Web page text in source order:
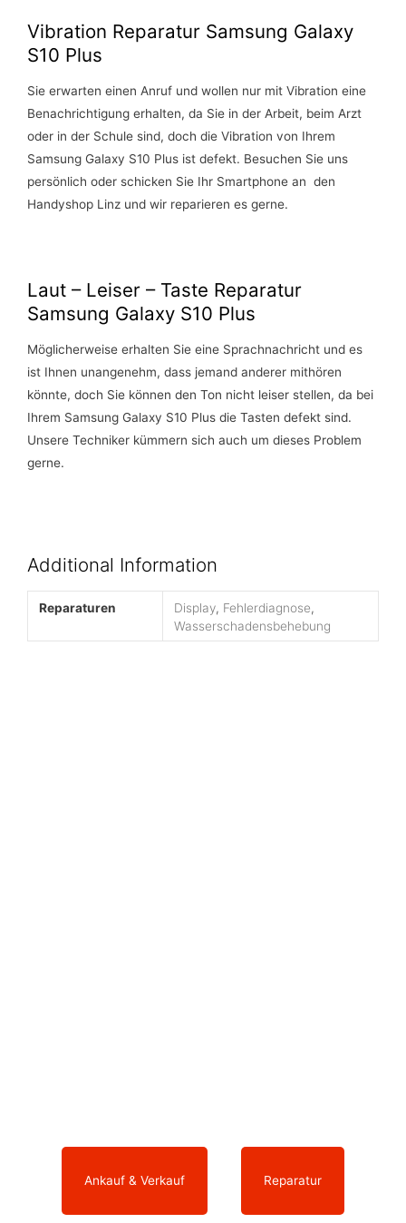
Vibration Reparatur Samsung Galaxy
S10 Plus
Sie erwarten einen Anruf und wollen nur mit Vibration eine
Benachrichtigung erhalten, da Sie in der Arbeit, beim Arzt
oder in der Schule sind, doch die Vibration von Ihrem
Samsung Galaxy S10 Plus ist defekt. Besuchen Sie uns
persönlich oder schicken Sie Ihr Smartphone an den
Handyshop Linz und wir reparieren es gerne.
Laut – Leiser – Taste Reparatur
Samsung Galaxy S10 Plus
Möglicherweise erhalten Sie eine Sprachnachricht und es
ist Ihnen unangenehm, dass jemand anderer mithören
könnte, doch Sie können den Ton nicht leiser stellen, da bei
Ihrem Samsung Galaxy S10 Plus die Tasten defekt sind.
Unsere Techniker kümmern sich auch um dieses Problem
gerne.
Additional Information
Reparaturen Display, Fehlerdiagnose,
Wasserschadensbehebung
Ankauf & Verkauf Reparatur